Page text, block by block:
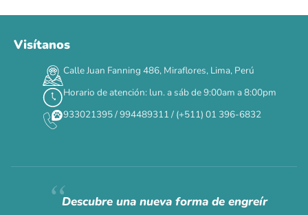
DÍAS HORAS MIN SEG
✕
Siempre fuimosraros.
Visítanos
Calle Juan Fanning 486, Miraflores, Lima, Perú
Horario de atención: lun. a sáb de 9:00am a 8:00pm
933021395 / 994489311 / (+511) 01 396-6832
Descubre una nueva forma de engreír